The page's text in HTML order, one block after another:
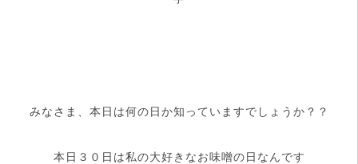
みなさま、本日は何の日か知っていますでしょうか？？
本日３０日は私の大好きなお味噌の日なんです